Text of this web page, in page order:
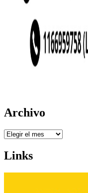
Archivo
Archivo
Links